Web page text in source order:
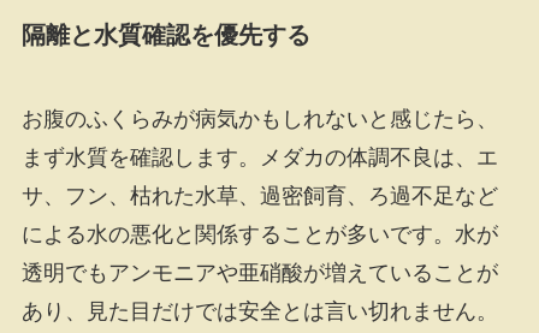
隔離と水質確認を優先する
お腹のふくらみが病気かもしれないと感じたら、
まず水質を確認します。メダカの体調不良は、エ
サ、フン、枯れた水草、過密飼育、ろ過不足など
による水の悪化と関係することが多いです。水が
透明でもアンモニアや亜硝酸が増えていることが
あり、見た目だけでは安全とは言い切れません。